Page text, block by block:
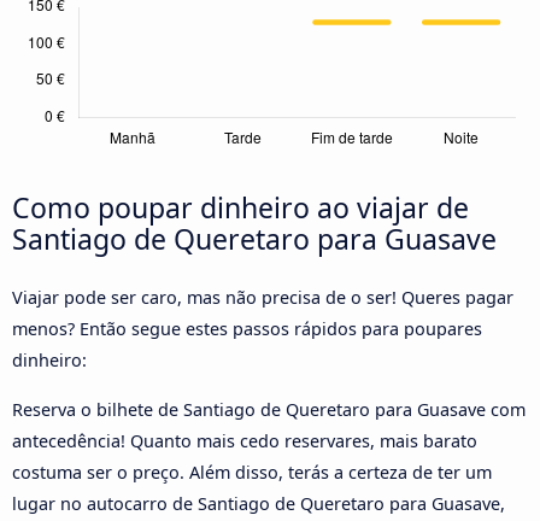
Como poupar dinheiro ao viajar de
Santiago de Queretaro para Guasave
Viajar pode ser caro, mas não precisa de o ser! Queres pagar
menos? Então segue estes passos rápidos para poupares
dinheiro:
Reserva o bilhete de Santiago de Queretaro para Guasave com
antecedência! Quanto mais cedo reservares, mais barato
costuma ser o preço. Além disso, terás a certeza de ter um
lugar no autocarro de Santiago de Queretaro para Guasave,